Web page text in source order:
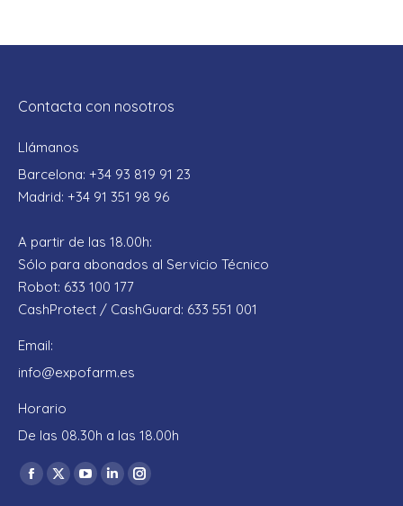
Contacta con nosotros
Llámanos
Barcelona: +34 93 819 91 23
Madrid: +34 91 351 98 96
A partir de las 18.00h:
Sólo para abonados al Servicio Técnico
Robot: 633 100 177
CashProtect / CashGuard: 633 551 001
Email:
info@expofarm.es
Horario
De las 08.30h a las 18.00h
Encuéntranos en:
Facebook
X
YouTube
LinkedinInstagram